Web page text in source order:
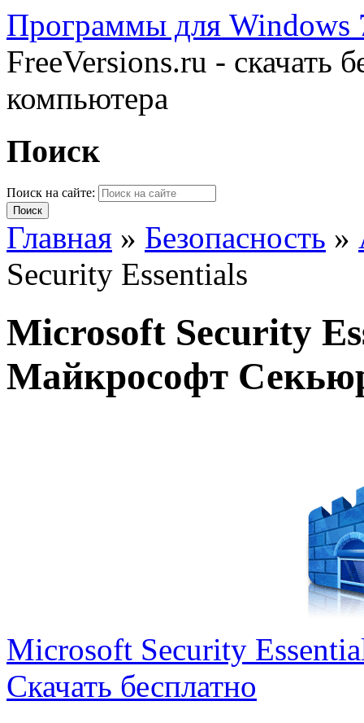
Программы для Windows
FreeVersions.ru - скачать
компьютера
Поиск
Поиск на сайте:
Главная » Безопасность »
Security Essentials
Microsoft Security
Майкрософт
Microsoft Security
Скачать бесплатно